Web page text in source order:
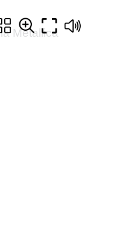
Metallica